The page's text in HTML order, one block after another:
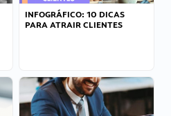
INFOGRÁFICO: 10 DICAS
PARA ATRAIR CLIENTES